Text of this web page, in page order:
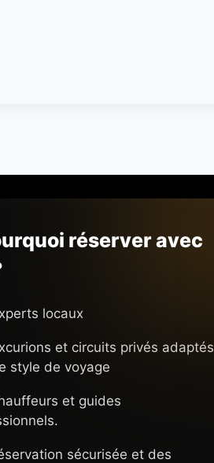
réserver avec
locaux
et circuits privés adaptés
style de voyage
et guides
sécurisée et des